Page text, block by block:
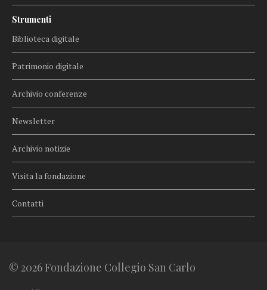
Strumenti
Biblioteca digitale
Patrimonio digitale
Archivio conferenze
Newsletter
Archivio notizie
Visita la fondazione
Contatti
© 2026 Fondazione Collegio San Carlo